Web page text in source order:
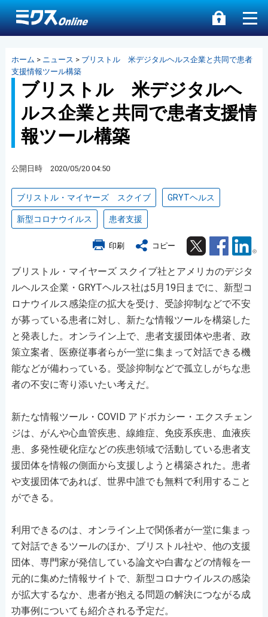
ホーム > ニュース > ブリストル 米デジタルヘルス企業と共同で患者
支援情報ツール構築
ブリストル 米デジタルヘ
ルス企業と共同で患者支援情
報ツール構築
公開日時 2020/05/20 04:50
ブリストル・マイヤーズ スクイブ GRYTヘルス
新型コロナウイルス 患者支援
印刷 コピー Twitter Facebook
ブリストル・マイヤーズ スクイブ社とアメリカのデジタ
ルヘルス企業・GRYTヘルス社は5月19日までに、新型コ
ロナウイルス感染症の拡大を受け、受診抑制などで不安
が募っている患者に対し、新たな情報ツールを構築した
と発表した。オンライン上で、患者支援団体や患者、政
策立案者、医療従事者らが一堂に集まって対話できる機
能などが備わっている。受診抑制などで孤立しがちな患
者の不安に寄り添いたい考えだ。
新たな情報ツール・COVID アドボカシー・エクスチェン
ジは、がんや心血管疾患、線維症、免疫系疾患、血液疾
患、多発性硬化症などの疾患領域で活動している患者支
援団体を情報の側面から支援しようと構築された。患者
や支援団体であれば、世界中誰でも無料で利用すること
ができる。
利用できるのは、オンライン上で関係者が一堂に集まっ
て対話できるツールのほか、ブリストル社や、他の支援
団体、専門家が発信している論文や白書などの情報を一
元的に集めた情報サイトで、新型コロナウイルスの感染
が拡大するなか、患者が抱える問題の解決につながる成
功事例についても紹介される予定だ。